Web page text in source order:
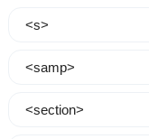
<s>
<samp>
<section>